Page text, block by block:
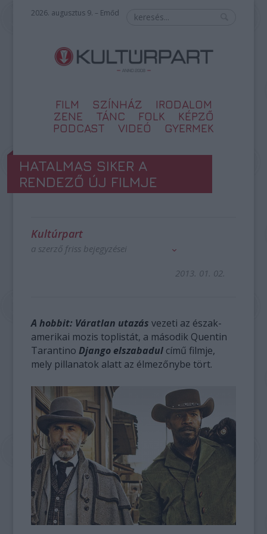
2026. augusztus 9. – Emőd
FILM SZÍNHÁZ
IRODALOM
ZENE
TÁNC FOLK
KÉPZŐ
PODCAST
VIDEÓ GYERMEK
HATALMAS SIKER A
RENDEZŐ ÚJ FILMJE
Kultúrpart
a szerző friss bejegyzései
2013. 01. 02.
A hobbit: Váratlan utazás vezeti az észak-
amerikai mozis toplistát, a második Quentin
TarantinoDjango elszabadul című filmje,
mely pillanatok alatt az élmezőnybe tört.